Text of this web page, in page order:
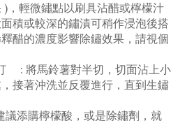
，輕微鏽點以刷具沾醋或檸檬汁
積或較深的鏽漬可稍作浸泡後搭
醋的濃度影響除鏽效果，請視個
: 將馬鈴薯對半切，切面沾上小
接著沖洗並反覆進行，直到生鏽
添購檸檬酸，或是除鏽劑，就